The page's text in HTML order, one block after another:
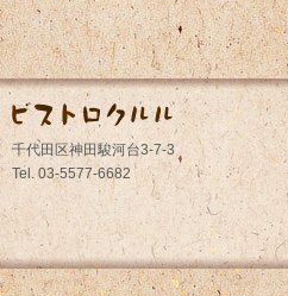
千代田区神田駿河台3-7-3
Tel. 03-5577-6682